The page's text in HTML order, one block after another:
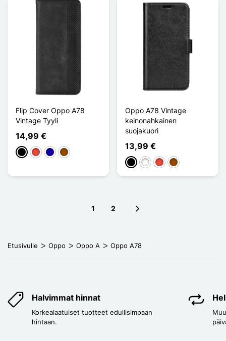
Flip Cover Oppo A78
Vintage Tyyli
14,99 €
MustaPunainenBleu Foncé
Ruskea
Oppo A78 Vintage
keinonahkainen
suojakuori
13,99 €
MustaValkoinen
Punainen
Ruskea
1 2
Etusivulle Oppo Oppo A Oppo A78
Halvimmat hinnat
Korkealaatuiset tuotteet edullisimpaan
hintaan.